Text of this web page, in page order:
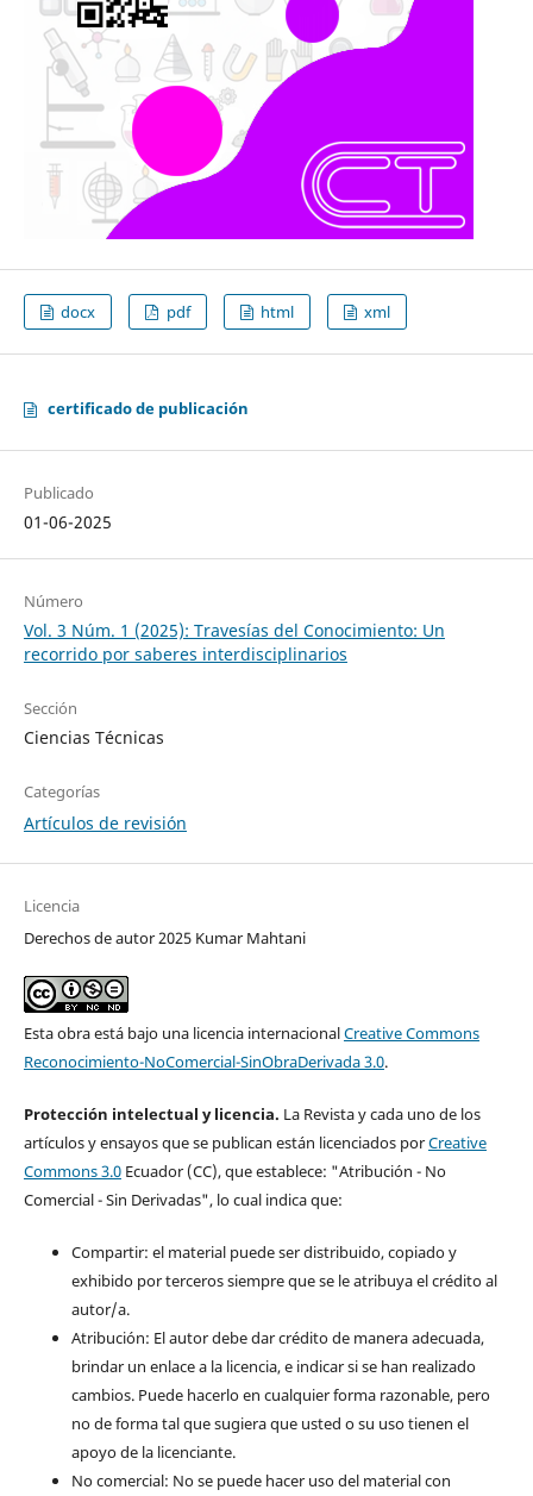
docx pdf html xml
certificado de publicación
Publicado
01-06-2025
Número
Vol. 3 Núm. 1 (2025): Travesías del Conocimiento: Un
recorrido por saberes interdisciplinarios
Sección
Ciencias Técnicas
Categorías
Artículos de revisión
Licencia
Derechos de autor 2025 Kumar Mahtani
Esta obra está bajo una licencia internacionalCreative Commons
Reconocimiento-NoComercial-SinObraDerivada 3.0.
Protección intelectual y licencia. La Revista y cada uno de los
artículos y ensayos que se publican están licenciados porCreative
Commons 3.0Ecuador (CC), que establece: "Atribución - No
Comercial - Sin Derivadas", lo cual indica que:
Compartir: el material puede ser distribuido, copiado y
exhibido por terceros siempre que se le atribuya el crédito al
autor/a.
Atribución: El autor debe dar crédito de manera adecuada,
brindar un enlace a la licencia, e indicar si se han realizado
cambios. Puede hacerlo en cualquier forma razonable, pero
no de forma tal que sugiera que usted o su uso tienen el
apoyo de la licenciante.
No comercial: No se puede hacer uso del material con